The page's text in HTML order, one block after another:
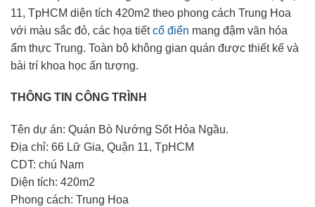
11, TpHCM diện tích 420m2 theo phong cách Trung Hoa
với màu sắc đỏ, các họa tiếtcổ điển mang đậm văn hóa
ẩm thực Trung. Toàn bộ không gian quán được thiết kế và
bài trí khoa học ấn tượng.
THÔNG TIN CÔNG TRÌNH
Tên dự án: Quán Bò Nướng Sốt Hỏa Ngầu.
Địa chỉ: 66 Lữ Gia, Quận 11, TpHCM
CDT: chú Nam
Diện tích: 420m2
Phong cách: Trung Hoa